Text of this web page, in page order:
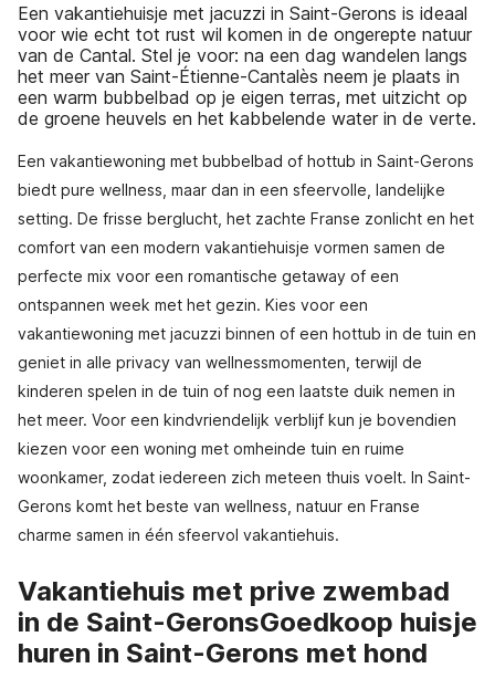
Een vakantiehuisje met jacuzzi in Saint-Gerons is ideaal
voor wie echt tot rust wil komen in de ongerepte natuur
van de Cantal. Stel je voor: na een dag wandelen langs
het meer van Saint-Étienne-Cantalès neem je plaats in
een warm bubbelbad op je eigen terras, met uitzicht op
de groene heuvels en het kabbelende water in de verte.
Een vakantiewoning met bubbelbad of hottub in Saint-Gerons
biedt pure wellness, maar dan in een sfeervolle, landelijke
setting. De frisse berglucht, het zachte Franse zonlicht en het
comfort van een modern vakantiehuisje vormen samen de
perfecte mix voor een romantische getaway of een
ontspannen week met het gezin. Kies voor een
vakantiewoning met jacuzzi binnen of een hottub in de tuin en
geniet in alle privacy van wellnessmomenten, terwijl de
kinderen spelen in de tuin of nog een laatste duik nemen in
het meer. Voor een kindvriendelijk verblijf kun je bovendien
kiezen voor een woning met omheinde tuin en ruime
woonkamer, zodat iedereen zich meteen thuis voelt. In Saint-
Gerons komt het beste van wellness, natuur en Franse
charme samen in één sfeervol vakantiehuis.
Vakantiehuis met prive zwembad
in de Saint-GeronsGoedkoop huisje
huren in Saint-Gerons met hond